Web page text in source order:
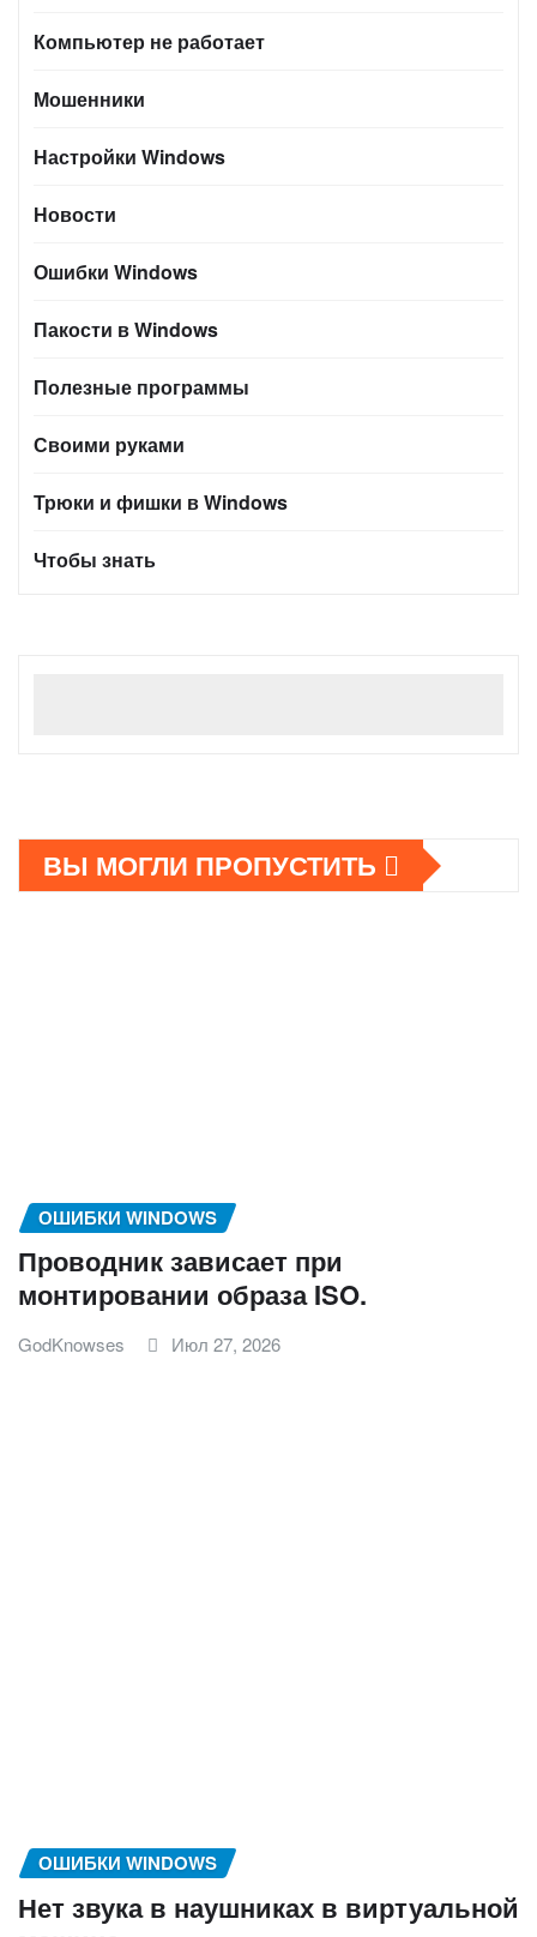
Компьютер не работает
Мошенники
Настройки Windows
Новости
Ошибки Windows
Пакости в Windows
Полезные программы
Своими руками
Трюки и фишки в Windows
Чтобы знать
ВЫ МОГЛИ ПРОПУСТИТЬ
ОШИБКИ WINDOWS
Проводник зависает при
монтировании образа ISO.
GodKnowses Июл 27, 2026
ОШИБКИ WINDOWS
Нет звука в наушниках в виртуальной